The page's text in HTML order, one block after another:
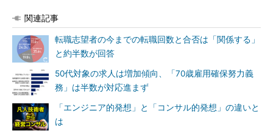
関連記事
転職志望者の今までの転職回数と合否は「関係する」
と約半数が回答
50代対象の求人は増加傾向、「70歳雇用確保努力義
務」は半数が対応進まず
「エンジニア的発想」と「コンサル的発想」の違いと
は